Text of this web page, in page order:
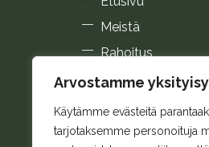
Arvostamme
Käytämme evästeitä
tarjotaksemme personoituja
Meistä
Rahoitus
Galleria
Usein kysyttyä
Blogi